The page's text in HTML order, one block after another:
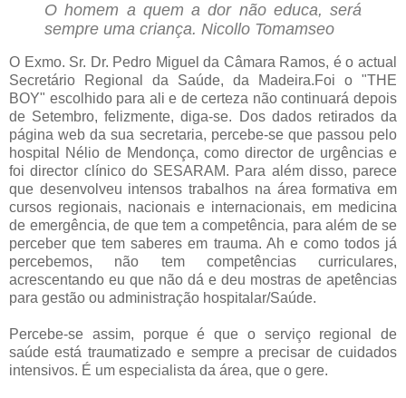
O homem a quem a dor não educa, será
sempre uma criança. Nicollo Tomamseo
O Exmo. Sr. Dr. Pedro Miguel da Câmara Ramos, é o actual
Secretário Regional da Saúde, da Madeira.Foi o "THE
BOY" escolhido para ali e de certeza não continuará depois
de Setembro, felizmente, diga-se. Dos dados retirados da
página web da sua secretaria, percebe-se que passou pelo
hospital Nélio de Mendonça, como director de urgências e
foi director clínico do SESARAM. Para além disso, parece
que desenvolveu intensos trabalhos na área formativa em
cursos regionais, nacionais e internacionais, em medicina
de emergência, de que tem a competência, para além de se
perceber que tem saberes em trauma. Ah e como todos já
percebemos, não tem competências curriculares,
acrescentando eu que não dá e deu mostras de apetências
para gestão ou administração hospitalar/Saúde.
Percebe-se assim, porque é que o serviço regional de
saúde está traumatizado e sempre a precisar de cuidados
intensivos. É um especialista da área, que o gere.